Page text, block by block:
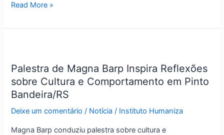
11
Read More »
Palestra de Magna Barp Inspira Reflexões
sobre Cultura e Comportamento em Pinto
Bandeira/RS
Deixe um comentário / Notícia / Instituto Humaniza
Magna Barp conduziu palestra sobre cultura e
Magna
Barp
Inspira
sobre
Cultura